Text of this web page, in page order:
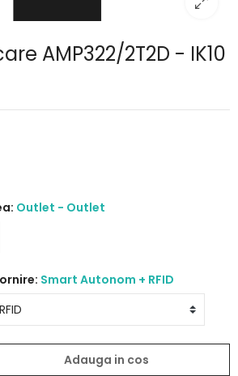
AMP322/2T2D - IK10
Outlet - Outlet
Smart Autonom + RFID
Adauga in cos